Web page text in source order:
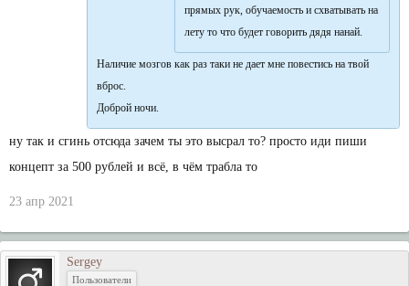
прямых рук, обучаемость и схватывать на
лету то что будет говорить дядя нанай.
Наличие мозгов как раз таки не дает мне повестись на твой
вброс.
Доброй ночи.
ну так и сгинь отсюда зачем ты это высрал то? просто иди пиши
концепт за 500 рублей и всё, в чём трабла то
23 апр 2021
Sergey
Пользователи